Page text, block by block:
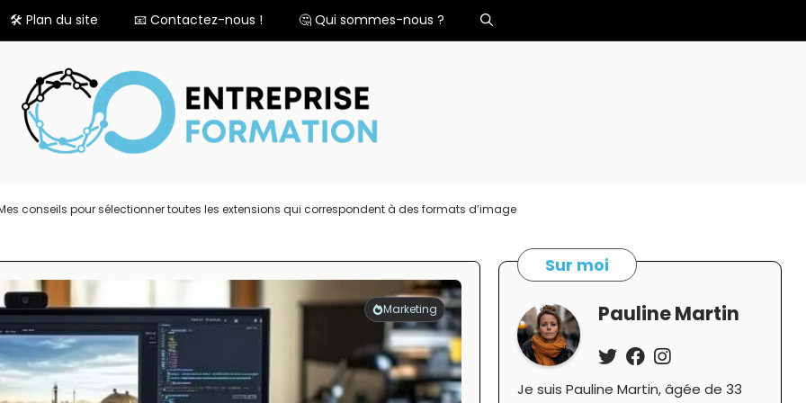
🛠️ Plan du site 📧 Contactez-nous ! 🤔 Qui sommes-nous ?
conseils pour sélectionner toutes les extensions qui correspondent à des formats d’image
Marketing
Sur moi
Pauline Martin
Je suis Pauline Martin, âgée de 33